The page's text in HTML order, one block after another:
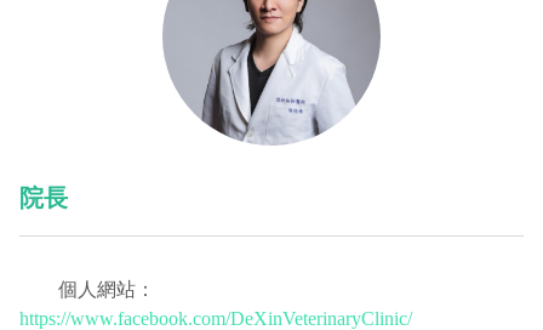
院長
個人網站：
https://www.facebook.com/DeXinVeterinaryClinic/